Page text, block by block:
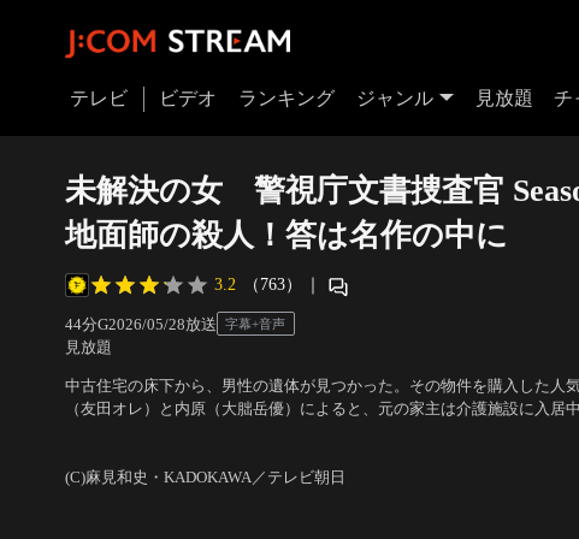
テレビ ビデオ ランキング ジャンル 見放題 チ
未解決の女 警視庁文書捜査官
地面師の殺人！答は名作の中に
3.2 （763） ｜
44分G2026/05/28放送 字幕+音声
見放題
中古住宅の床下から、男性の遺体が見つかった。その物件を購入した人
（友田オレ）と内原（大朏岳優）によると、元の家主は介護施設に入居
牧そら、友田オレ、大朏岳優
(C)麻見和史・KADOKAWA／テレビ朝日